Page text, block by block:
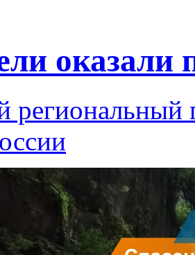
оказали